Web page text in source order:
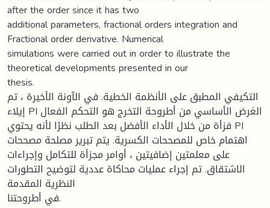
after the order since it has two
additional parameters, fractional orders integration and
Fractional order derivative. Numerical
simulations were carried out in order to illustrate the
theoretical developments presented in our
thesis.
التكيفي المطبق على الأنظمة الخطية. في الآونة الأخيرة ، تم
إيلاء PI الغرض الأساسي من أطروحة التخرج هو التحكم الفعال
فزأة من خلال الأداء الأفضل بعد الطلب نظرًا لأنه يحتوي PI
اهتمام خاص للمصححات الكسرية. يتم تبرير مصلحة مصححات
على معلمتين إضافيتين ، أوامر مجزأة للتكامل وإجراءات
الاشتقاق. تم إجراء عمليات محاكاة عددية لتوضيح التطورات
النظرية المقدمة
في أطروحتنا.